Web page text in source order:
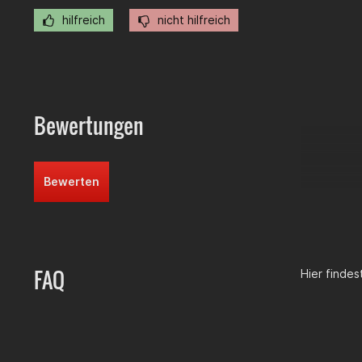
hilfreich nicht hilfreich
Bewertungen
Bewerten
FAQ Hier